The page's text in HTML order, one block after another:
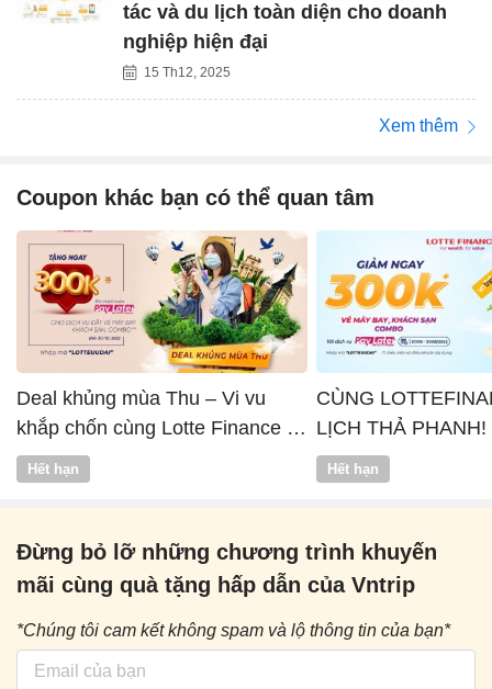
tác và du lịch toàn diện cho doanh
nghiệp hiện đại
15 Th12, 2025
Xem thêm
Coupon khác bạn có thể quan tâm
Deal khủng mùa Thu – Vi vu
khắp chốn cùng Lotte Finance x
Vntrip
Hết hạn
CÙNG
LỊCH THẢ PHANH!
Hết hạn
Đừng bỏ lỡ những chương trình khuyến
mãi cùng quà tặng hấp dẫn của Vntrip
*Chúng tôi cam kết không spam và lộ thông tin của bạn*